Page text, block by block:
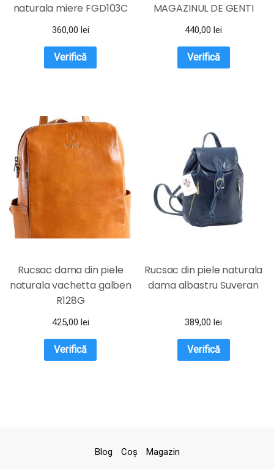
naturala miere FGD103C
360,00 lei
Verifică
MAGAZINUL DE GENTI
440,00 lei
Verifică
Rucsac dama din piele
naturala vachetta galben
R128G
425,00 lei
Verifică
Rucsac din piele naturala
dama albastru Suveran
389,00lei
Verifică
Blog Coş Magazin